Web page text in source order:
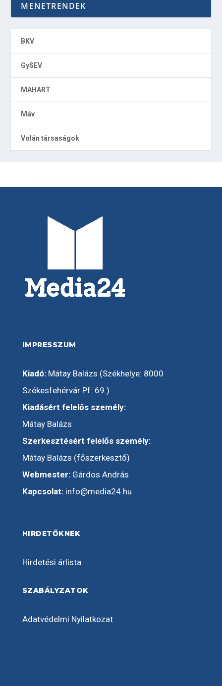
MENETRENDEK
BKV
GySEV
MAHART
Máv
Volán társaságok
IMPRESSZUM
Kiadó:Mátay Balázs (Székhelye: 8000
Székesfehérvár Pf: 69.)
Kiadásért felelős személy:
Mátay Balázs
Szerkesztésért felelős személy:
Mátay Balázs (főszerkesztő)
Webmester:Gárdos András
Kapcsolat: info@media24.hu
HIRDETŐKNEK
Hirdetési árlista
SZABÁLYZATOK
Adatvédelmi Nyilatkozat